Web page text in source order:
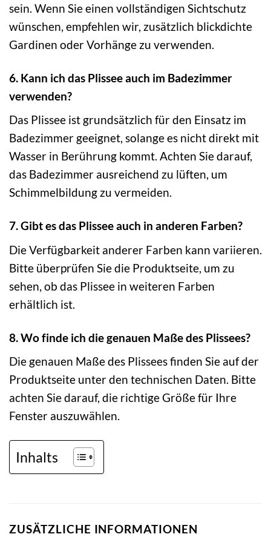
sein. Wenn Sie einen vollständigen Sichtschutz
wünschen, empfehlen wir, zusätzlich blickdichte
Gardinen oder Vorhänge zu verwenden.
6. Kann ich das Plissee auch im Badezimmer
verwenden?
Das Plissee ist grundsätzlich für den Einsatz im
Badezimmer geeignet, solange es nicht direkt mit
Wasser in Berührung kommt. Achten Sie darauf,
das Badezimmer ausreichend zu lüften, um
Schimmelbildung zu vermeiden.
7. Gibt es das Plissee auch in anderen Farben?
Die Verfügbarkeit anderer Farben kann variieren.
Bitte überprüfen Sie die Produktseite, um zu
sehen, ob das Plissee in weiteren Farben
erhältlich ist.
8. Wo finde ich die genauen Maße des Plissees?
Die genauen Maße des Plissees finden Sie auf der
Produktseite unter den technischen Daten. Bitte
achten Sie darauf, die richtige Größe für Ihre
Fenster auszuwählen.
Inhalts
ZUSÄTZLICHE INFORMATIONEN